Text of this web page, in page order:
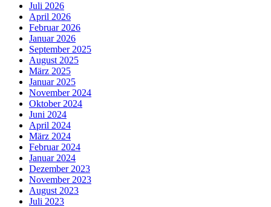
Juli 2026
April 2026
Februar 2026
Januar 2026
September 2025
August 2025
März 2025
Januar 2025
November 2024
Oktober 2024
Juni 2024
April 2024
März 2024
Februar 2024
Januar 2024
Dezember 2023
November 2023
August 2023
Juli 2023